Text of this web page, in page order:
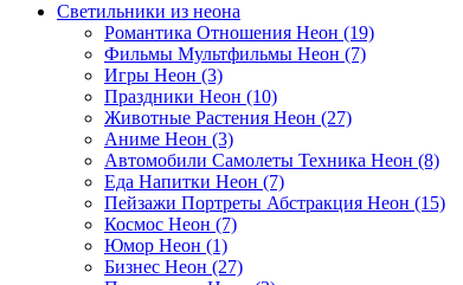
Светильники из неона
Романтика Отношения Неон (19)
Фильмы Мультфильмы Неон (7)
Игры Неон (3)
Праздники Неон (10)
Животные Растения Неон (27)
Аниме Неон (3)
Автомобили Самолеты Техника Неон (8)
Еда Напитки Неон (7)
Пейзажи Портреты Абстракция Неон (15)
Космос Неон (7)
Юмор Неон (1)
Бизнес Неон (27)